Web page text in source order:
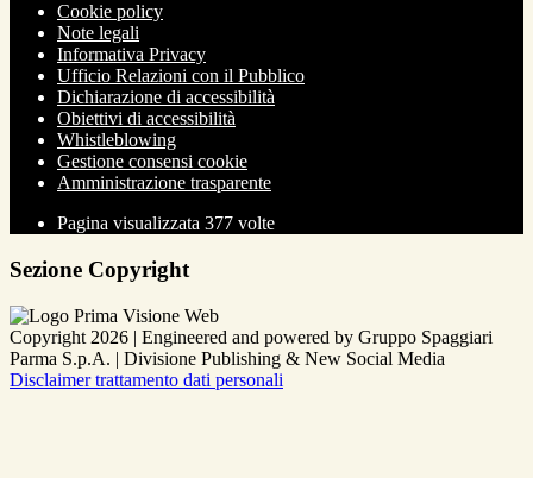
Cookie policy
Note legali
Informativa Privacy
Ufficio Relazioni con il Pubblico
Dichiarazione di accessibilità
Obiettivi di accessibilità
Whistleblowing
Gestione consensi cookie
Amministrazione trasparente
Pagina visualizzata 377 volte
Sezione Copyright
Copyright 2026 | Engineered and powered by Gruppo Spaggiari
Parma S.p.A. | Divisione Publishing & New Social Media
Disclaimer trattamento dati personali